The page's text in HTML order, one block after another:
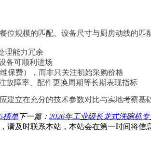
位规模的匹配、设备尺寸与厨房动线的匹
理能力冗余
备可顺利进场
保费），而非只关注初始采购价格
故障率、配件更换周期等长期表现指标
立在充分的技术参数对比与实地考察基
榜单下一篇： 2026年工业级长龙式洗碗机
请及时联系本站，本站会在第一时间将信